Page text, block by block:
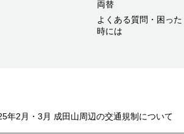
両替
よくある質問・困った
時には
年2月・3月 成田山周辺の交通規制について